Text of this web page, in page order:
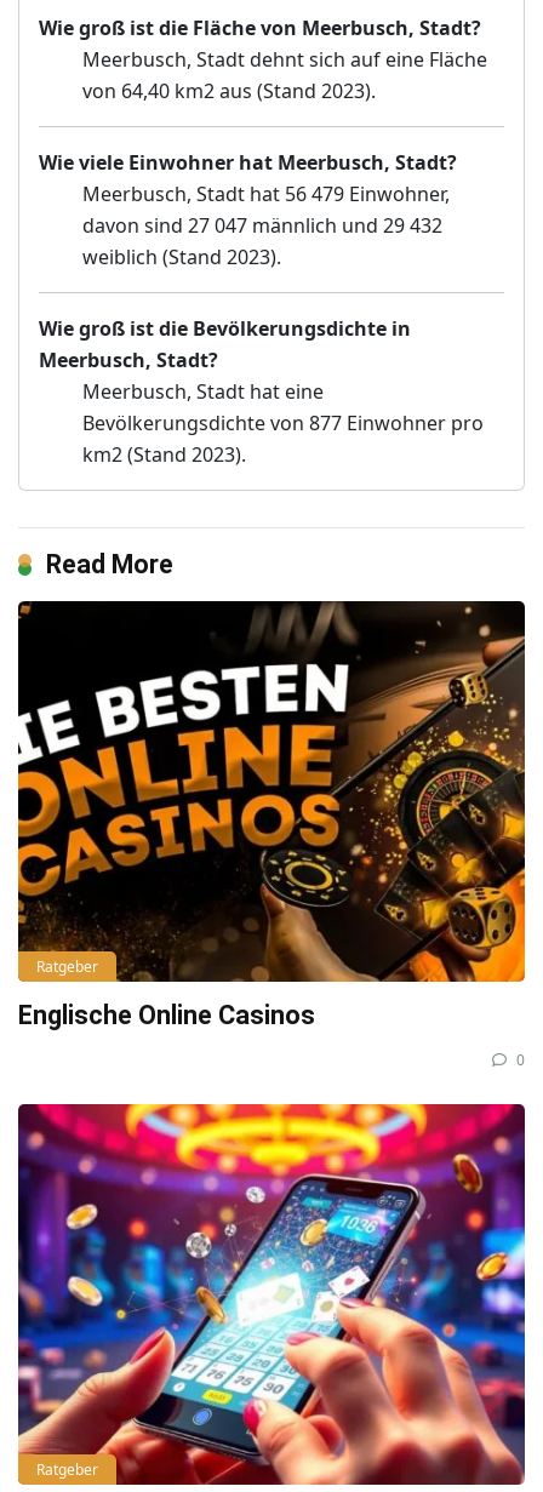
Wie groß ist die Fläche von Meerbusch, Stadt?
Meerbusch, Stadt dehnt sich auf eine Fläche
von 64,40 km2 aus (Stand 2023).
Wie viele Einwohner hat Meerbusch, Stadt?
Meerbusch, Stadt hat 56 479 Einwohner,
davon sind 27 047 männlich und 29 432
weiblich (Stand 2023).
Wie groß ist die Bevölkerungsdichte in
Meerbusch, Stadt?
Meerbusch, Stadt hat eine
Bevölkerungsdichte von 877 Einwohner pro
km2 (Stand 2023).
Read More
Ratgeber
Englische Online Casinos
0
Ratgeber